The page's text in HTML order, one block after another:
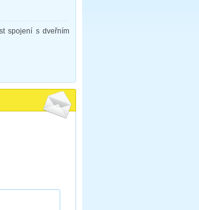
spojení s dveřním